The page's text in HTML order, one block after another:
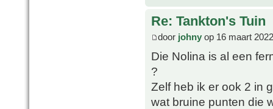
Re: Tankton's Tuin
door johny op 16 maart
Die Nolina is al een
?
Zelf heb ik er ook 2 in
wat bruine punten die